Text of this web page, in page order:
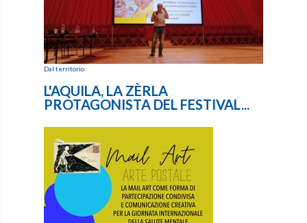
Dal territorio
L'AQUILA, LA ZÈRLA
PROTAGONISTA DEL FESTIVAL...